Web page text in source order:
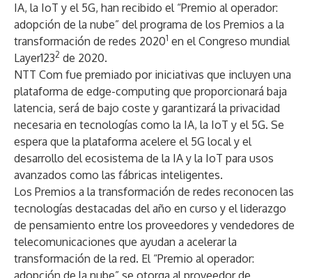
IA, la IoT y el 5G, han recibido el “Premio al operador:
adopción de la nube” del programa de los Premios a la
transformación de redes 20201 en el Congreso mundial
Layer1232 de 2020.
NTT Com fue premiado por iniciativas que incluyen una
plataforma de edge-computing que proporcionará baja
latencia, será de bajo coste y garantizará la privacidad
necesaria en tecnologías como la IA, la IoT y el 5G. Se
espera que la plataforma acelere el 5G local y el
desarrollo del ecosistema de la IA y la IoT para usos
avanzados como las fábricas inteligentes.
Los Premios a la transformación de redes reconocen las
tecnologías destacadas del año en curso y el liderazgo
de pensamiento entre los proveedores y vendedores de
telecomunicaciones que ayudan a acelerar la
transformación de la red. El “Premio al operador:
adopción de la nube” se otorga al proveedor de